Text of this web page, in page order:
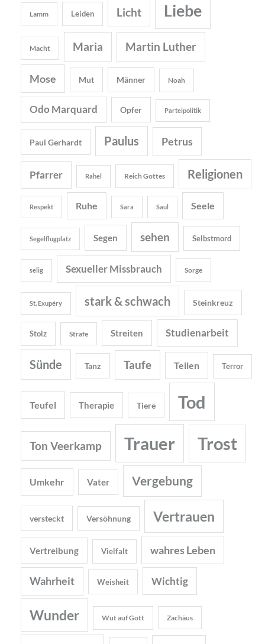
Lamm Leiden Licht Liebe
Macht Maria Martin Luther
Mose Mut Männer Noah
Odo Marquard Opfer Parteipolitik
Paul Gerhardt Paulus Petrus
Pfarrer Rahel Reich Gottes Religionen
Respekt Ruhe Sara Saul Seele
Segelflugplatz Segen sehen Selbstmord
selig Sexueller Missbrauch Sorge
St. Exupéry stark & schwach Steinkreuz
Stolz Strafe Streiten Studienarbeit
Sünde Tanz Taufe Teilen Terror
Teufel Therapie Tiere Tod
Ton Veerkamp Trauer Trost
Umkehr Vater Vergebung
versteckt Versöhnung Vertrauen
Vertreibung Vielfalt wahres Leben
Wahrheit Weisheit Wichtig
Wunder Wut auf Gott Zachäus